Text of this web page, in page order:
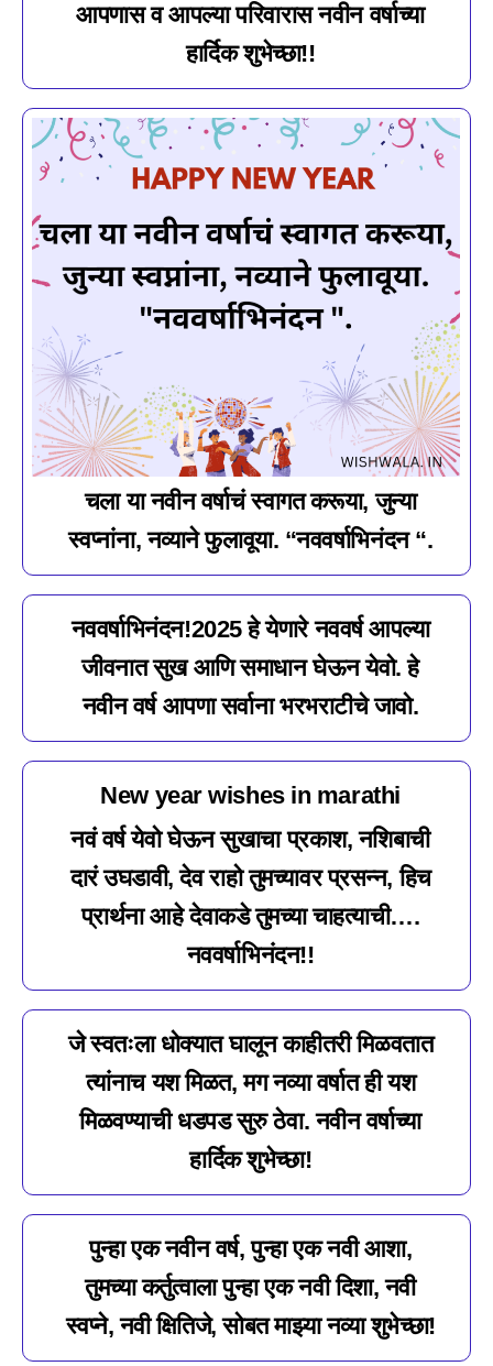
आपणास व आपल्या परिवारास नवीन वर्षाच्या
हार्दिक शुभेच्छा!!
चला या नवीन वर्षाचं स्वागत करूया, जुन्या
स्वप्नांना, नव्याने फुलावूया. “नववर्षाभिनंदन “.
नववर्षाभिनंदन!2025 हे येणारे नववर्ष आपल्या
जीवनात सुख आणि समाधान घेऊन येवो. हे
नवीन वर्ष आपणा सर्वाना भरभराटीचे जावो.
New year wishes in marathi
नवं वर्ष येवो घेऊन सुखाचा प्रकाश, नशिबाची
दारं उघडावी, देव राहो तुमच्यावर प्रसन्न, हिच
प्रार्थना आहे देवाकडे तुमच्या चाहत्याची….
नववर्षाभिनंदन!!
जे स्वतःला धोक्यात घालून काहीतरी मिळवतात
त्यांनाच यश मिळत, मग नव्या वर्षात ही यश
मिळवण्याची धडपड सुरु ठेवा. नवीन वर्षाच्या
हार्दिक शुभेच्छा!
पुन्हा एक नवीन वर्ष, पुन्हा एक नवी आशा,
तुमच्या कर्तुत्वाला पुन्हा एक नवी दिशा, नवी
स्वप्ने, नवी क्षितिजे, सोबत माझ्या नव्या शुभेच्छा!